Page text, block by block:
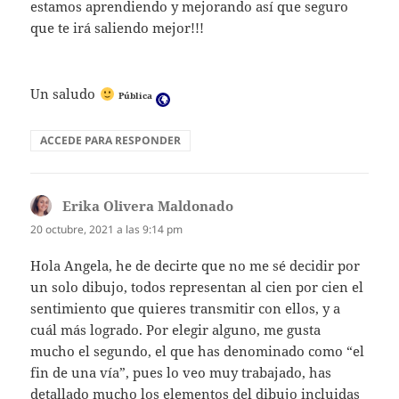
estamos aprendiendo y mejorando así que seguro
que te irá saliendo mejor!!!
Un saludo
Pública
ACCEDE PARA RESPONDER
Erika Olivera Maldonado
20 octubre, 2021 a las 9:14 pm
Hola Angela, he de decirte que no me sé decidir por
un solo dibujo, todos representan al cien por cien el
sentimiento que quieres transmitir con ellos, y a
cuál más logrado. Por elegir alguno, me gusta
mucho el segundo, el que has denominado como “el
fin de una vía”, pues lo veo muy trabajado, has
detallado mucho los elementos del dibujo incluidas